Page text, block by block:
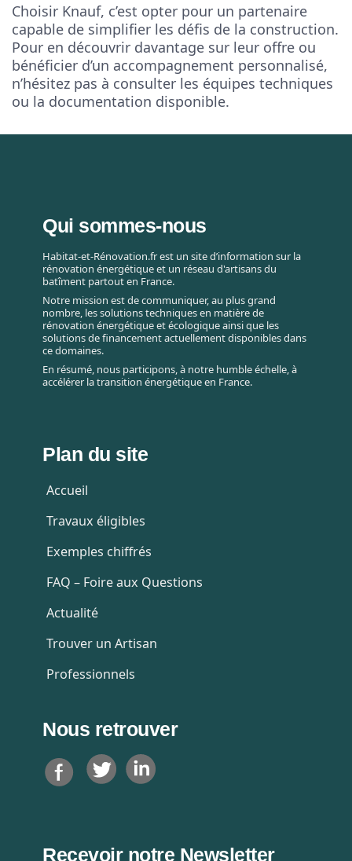
Choisir Knauf, c’est opter pour un partenaire
capable de simplifier les défis de la construction.
Pour en découvrir davantage sur leur offre ou
bénéficier d’un accompagnement personnalisé,
n’hésitez pas à consulter les équipes techniques
ou la documentation disponible.
Qui sommes-nous
Habitat-et-Rénovation.fr est un site d’information sur la
rénovation énergétique et un réseau d'artisans du
batîment partout en France.
Notre mission est de communiquer, au plus grand
nombre, les solutions techniques en matière de
rénovation énergétique et écologique ainsi que les
solutions de financement actuellement disponibles dans
ce domaines.
En résumé, nous participons, à notre humble échelle, à
accélérer la transition énergétique en France.
Plan du site
Accueil
Travaux éligibles
Exemples chiffrés
FAQ – Foire aux Questions
Actualité
Trouver un Artisan
Professionnels
Nous retrouver
o
w
Recevoir notre Newsletter